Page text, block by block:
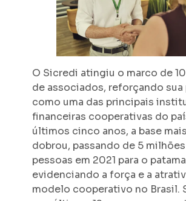
O Sicredi atingiu o marco de
de associados, reforçando
como uma das principais
financeiras cooperativas do
últimos cinco anos, a base
dobrou, passando de 5
pessoas em 2021 para o
evidenciando a força e a
modelo cooperativo no Brasil.